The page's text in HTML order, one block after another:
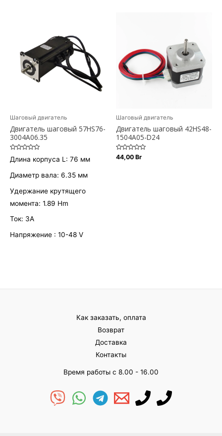
Шаговый двигатель
Двигатель шаговый 57HS76-
3004A06.35
Оценка
0
5
Длина корпуса L: 76 мм
Диаметр вала: 6.35 мм
Удержание крутящего
момента: 1.89 Hm
Ток: 3А
Напряжение : 10-48 V
Шаговый двигатель
Двигатель шаговый 42HS48-
1504A05-D24
Оценка
0
44,00 Br
Как заказать, оплата
Возврат
Доставка
Контакты
Время работы с 8.00 - 16.00